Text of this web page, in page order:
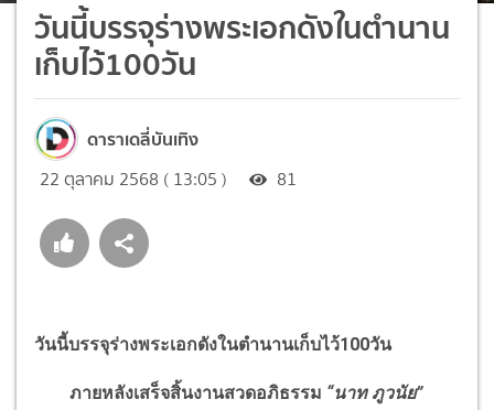
วันนี้บรรจุร่างพระเอกดังในตำนาน
เก็บไว้100วัน
ดาราเดลี่บันเทิง
22 ตุลาคม 2568 ( 13:05 ) 81
วันนี้บรรจุร่างพระเอกดังในตำนานเก็บไว้100วัน
ภายหลังเสร็จสิ้นงานสวดอภิธรรม “นาท ภูวนัย”